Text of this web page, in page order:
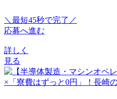
＼最短45秒で完了／
応募へ進む
詳しく
見る